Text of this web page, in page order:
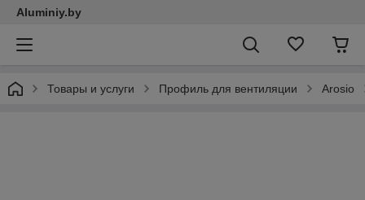
Aluminiy.by
Товары и услуги Профиль для вентиляции Arosio